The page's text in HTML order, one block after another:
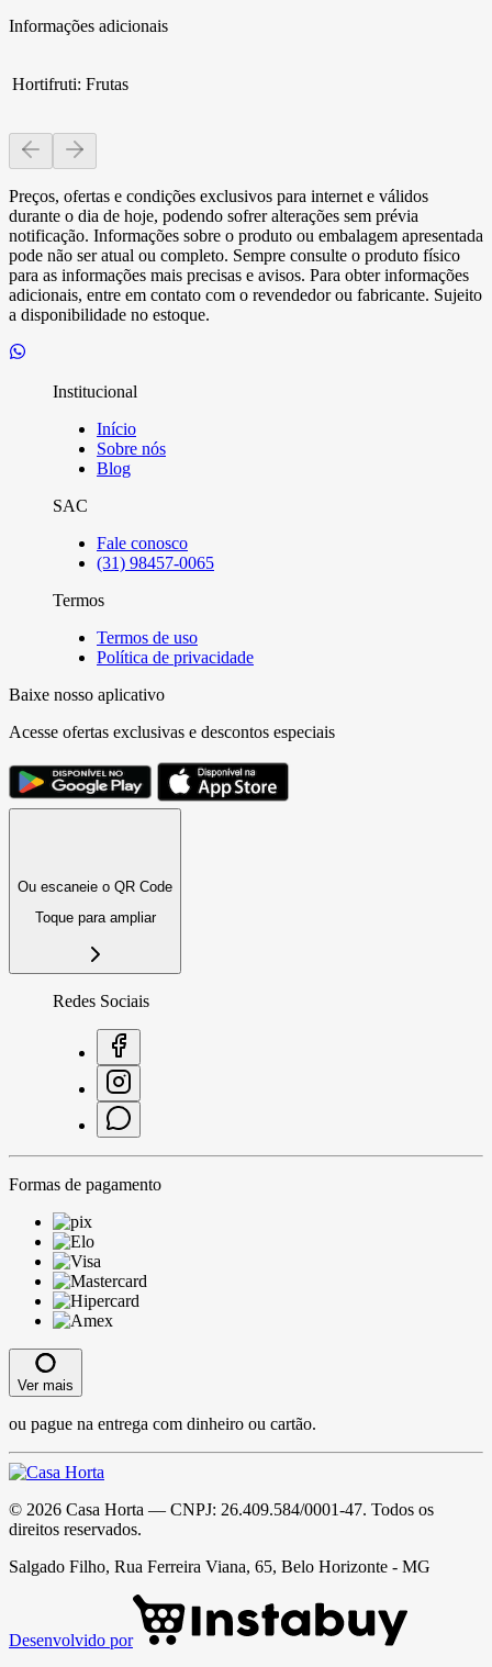
Informações adicionais
Hortifruti: Frutas
Preços, ofertas e condições exclusivos para internet e válidos
durante o dia de hoje, podendo sofrer alterações sem prévia
notificação. Informações sobre o produto ou embalagem apresentada
pode não ser atual ou completo. Sempre consulte o produto físico
para as informações mais precisas e avisos. Para obter informações
adicionais, entre em contato com o revendedor ou fabricante. Sujeito
a disponibilidade no estoque.
Institucional
Início
Sobre nós
Blog
SAC
Fale conosco
(31) 98457-0065
Termos
Termos de uso
Política de privacidade
Baixe nosso aplicativo
Acesse ofertas exclusivas e descontos especiais
Ou escaneie o QR Code
Toque para ampliar
Redes Sociais
Formas de pagamento
Ver mais
ou pague na entrega com dinheiro ou cartão.
© 2026 Casa Horta — CNPJ: 26.409.584/0001-47. Todos os
direitos reservados.
Salgado Filho, Rua Ferreira Viana, 65, Belo Horizonte - MG
Desenvolvido por